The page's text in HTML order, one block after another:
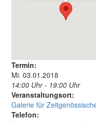
Termin:
Mi. 03.01.2018
14:00 Uhr - 19:00 Uhr
Veranstaltungsort:
Galerie für
Telefon: